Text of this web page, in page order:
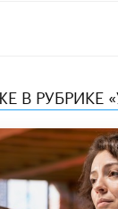
В РУБРИКЕ